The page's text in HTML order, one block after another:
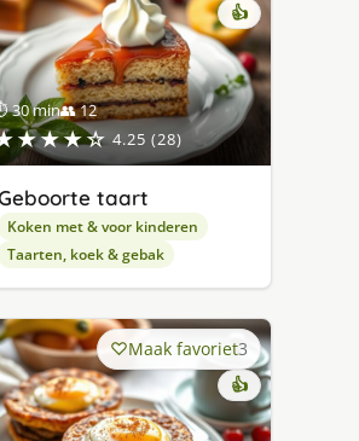
30 min👥 12
4.25 (28)
👍
taart
Koken met & voor kinderen
Taarten, koek & gebak
Maak favoriet3
👍